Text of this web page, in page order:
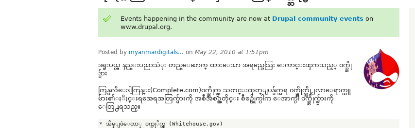
Events happening in the community are now at Drupal community events on
www.drupal.org.
Posted by myanmardigitals... on May 22, 2010 at 1:51pm
ဒရူးပယ္လ္ နည္းပညာသံုး တည္ေဆာက္ ထားေသာ အရည္အေသြး ေကာင္းၾကသည့္ ၀က္ဘ္ဆို
ဒ္မ်ား
ကြန္ပလိေဒါ့ကြန္း(Complete.com)၀က္ဘ္ဆိုက္တ္မွ သတင္းထုတ္ျပန္ခ်က္အရ ၀က္ဘ္ဆိုက္တ္သို႕လာေရာက္သူ
မ်ား၏ႏိႈင္းရအေရအတြက္မ်ားကို အစီအစဥ္အတိုင္း စီစဥ္လိုက္ပါက ေအာက္ပါ ၀က္ဘ္ဆိုက္တ္မ်ားကို
ေတြ႕ရသည္။
* အိမ္ျဖဴေတာ္ ၀က္ဘ္ဆုိက္တ္ (Whitehouse.gov)